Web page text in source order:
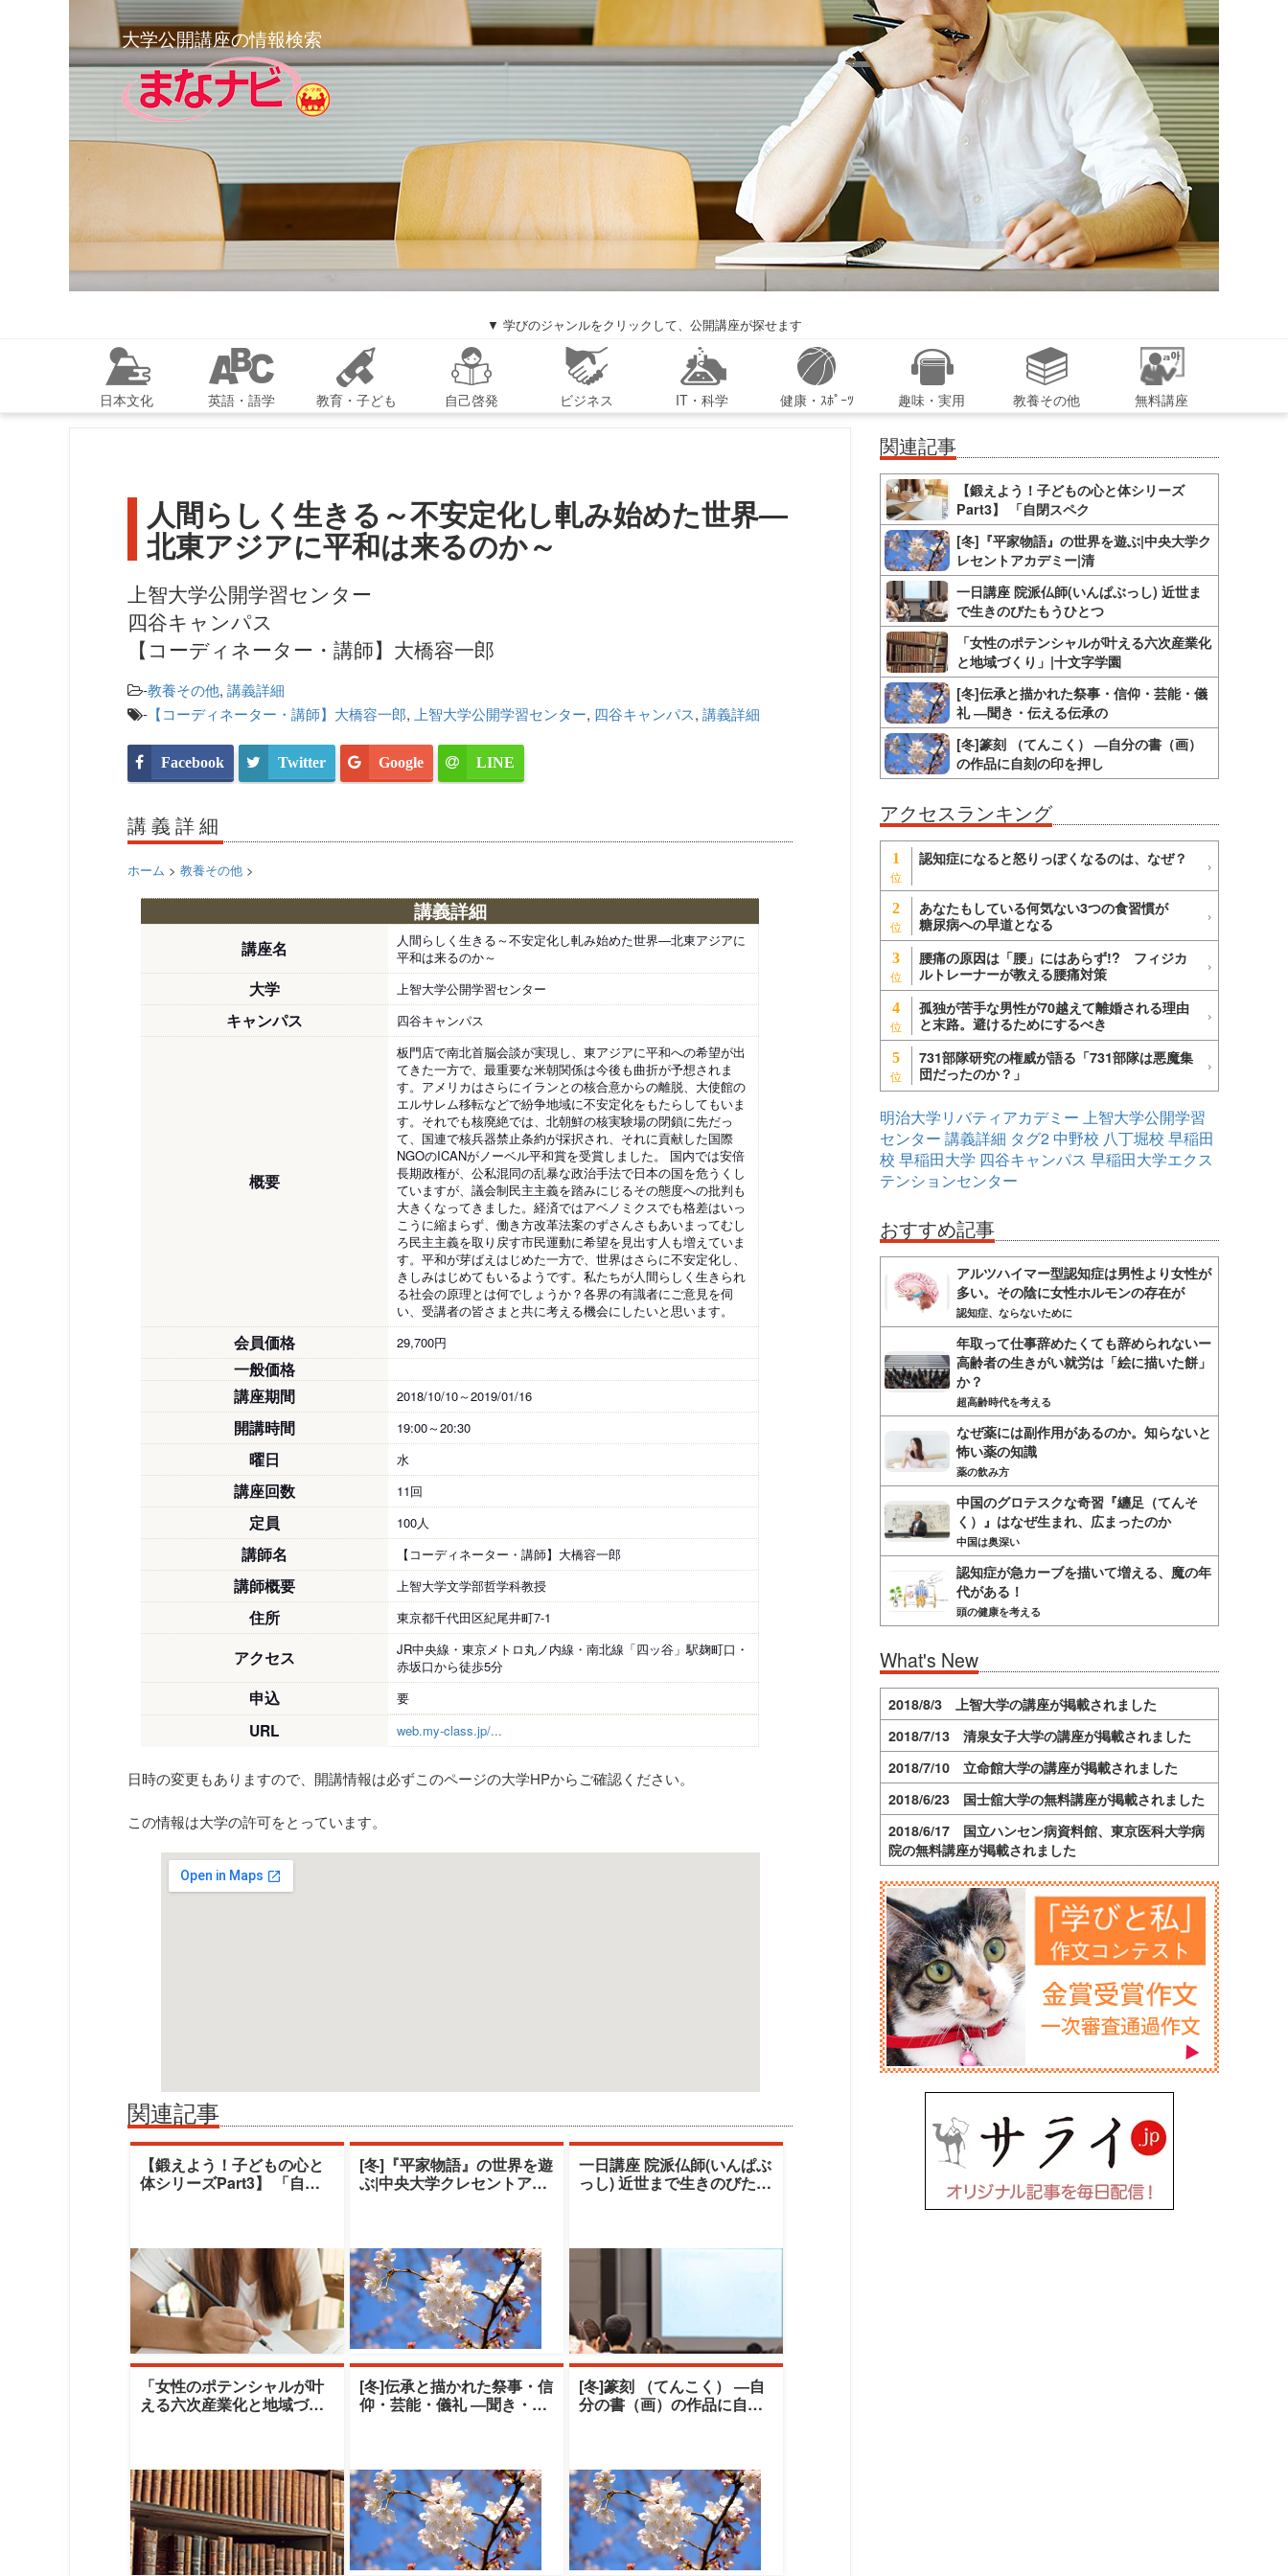
大学公開講座の情報検索
▼ 学びのジャンルをクリックして、公開講座が探せます
日本文化 英語・語学 教育・子ども 自己啓発 ビジネス IT・科学 健康・ｽﾎﾟｰﾂ 趣味・実用 教養その他 無料講座
人間らしく生きる～不安定化し軋み始めた世界―
北東アジアに平和は来るのか～
上智大学公開学習センター
四谷キャンパス
【コーディネーター・講師】大橋容一郎
-教養その他, 講義詳細
- 【コーディネーター・講師】大橋容一郎, 上智大学公開学習センター, 四谷キャンパス, 講義詳細
Facebook Twitter Google LINE
講義詳細
ホーム > 教養その他 >
講義詳細
講座名
人間らしく生きる～不安定化し軋み始めた世界―北東アジアに
平和は来るのか～
大学 上智大学公開学習センター
キャンパス 四谷キャンパス
概要
板門店で南北首脳会談が実現し、東アジアに平和への希望が出
てきた一方で、最重要な米朝関係は今後も曲折が予想されま
す。アメリカはさらにイランとの核合意からの離脱、大使館の
エルサレム移転などで紛争地域に不安定化をもたらしてもいま
す。それでも核廃絶では、北朝鮮の核実験場の閉鎖に先だっ
て、国連で核兵器禁止条約が採択され、それに貢献した国際
NGOのICANがノーベル平和賞を受賞しました。 国内では安倍
長期政権が、公私混同の乱暴な政治手法で日本の国を危うくし
ていますが、議会制民主主義を踏みにじるその態度への批判も
大きくなってきました。経済ではアベノミクスでも格差はいっ
こうに縮まらず、働き方改革法案のずさんさもあいまってむし
ろ民主主義を取り戻す市民運動に希望を見出す人も増えていま
す。平和が芽ばえはじめた一方で、世界はさらに不安定化し、
きしみはじめてもいるようです。私たちが人間らしく生きられ
る社会の原理とは何でしょうか？各界の有識者にご意見を伺
い、受講者の皆さまと共に考える機会にしたいと思います。
会員価格 29,700円
一般価格
講座期間
2018/10/10～2019/01/16
開講時間 19:00～20:30
曜日 水
講座回数 11回
定員 100人
講師名 【コーディネーター・講師】大橋容一郎
講師概要 上智大学文学部哲学科教授
住所 東京都千代田区紀尾井町7-1
アクセス
JR中央線・東京メトロ丸ノ内線・南北線「四ッ谷」駅麹町口・
赤坂口から徒歩5分
申込 要
URL web.my-class.jp/...
日時の変更もありますので、開講情報は必ずこのページの大学HPからご確認ください。
この情報は大学の許可をとっています。
関連記事
【鍛えよう！子どもの心と
体シリーズPart3】 「自閉
[冬]『平家物語』の世界を遊
ぶ|中央大学クレセントアカ
一日講座 院派仏師(いんぱぶ
っし) 近世まで生きのびたも
「女性のポテンシャルが叶
える六次産業化と地域づく
[冬]伝承と描かれた祭事・信
仰・芸能・儀礼 ―聞き・伝
[冬]篆刻 （てんこく） ―自
分の書（画）の作品に自刻
関連記事
【鍛えよう！子どもの心と体シリーズ
Part3】 「自閉スペク
[冬]『平家物語』の世界を遊ぶ|中央大学ク
レセントアカデミー|清
一日講座 院派仏師(いんぱぶっし) 近世ま
で生きのびたもうひとつ
「女性のポテンシャルが叶える六次産業化
と地域づくり」|十文字学園
[冬]伝承と描かれた祭事・信仰・芸能・儀
礼 ―聞き・伝える伝承の
[冬]篆刻 （てんこく） ―自分の書（画）
の作品に自刻の印を押し
アクセスランキング
1 認知症になると怒りっぽくなるのは、なぜ？
2
あなたもしている何気ない3つの食習慣が
糖尿病への早道となる
3
腰痛の原因は「腰」にはあらず!? フィジカ
ルトレーナーが教える腰痛対策
4
孤独が苦手な男性が70越えて離婚される理由
と末路。避けるためにするべき
5
731部隊研究の権威が語る「731部隊は悪魔集
団だったのか？」
明治大学リバティアカデミー 上智大学公開学習
センター 講義詳細 タグ2 中野校 八丁堀校 早稲田
校 早稲田大学 四谷キャンパス 早稲田大学エクス
テンションセンター
おすすめ記事
アルツハイマー型認知症は男性より女性が
多い。その陰に女性ホルモンの存在が
認知症、ならないために
年取って仕事辞めたくても辞められないー
高齢者の生きがい就労は「絵に描いた餅」
か？
超高齢時代を考える
なぜ薬には副作用があるのか。知らないと
怖い薬の知識
薬の飲み方
中国のグロテスクな奇習『纏足（てんそ
く）』はなぜ生まれ、広まったのか
中国は奥深い
認知症が急カーブを描いて増える、魔の年
代がある！
頭の健康を考える
What's New
2018/8/3 上智大学の講座が掲載されました
2018/7/13 清泉女子大学の講座が掲載されました
2018/7/10 立命館大学の講座が掲載されました
2018/6/23 国士舘大学の無料講座が掲載されました
2018/6/17 国立ハンセン病資料館、東京医科大学病
院の無料講座が掲載されました